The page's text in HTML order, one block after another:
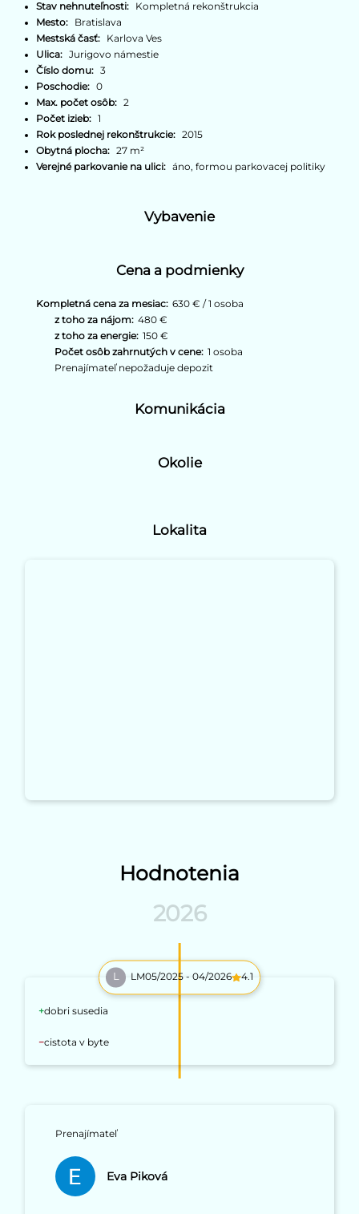
Stav nehnuteľnosti:
Kompletná rekonštrukcia
Mesto:
Bratislava
Mestská časť:
Karlova Ves
Ulica: Jurigovo námestie
Číslo domu: 3
Poschodie: 0
Max. počet osôb: 2
Počet izieb: 1
Rok poslednej rekonštrukcie: 2015
Obytná plocha: 27 m²
Verejné parkovanie na ulici: áno, formou parkovacej politiky
Vybavenie
Cena a podmienky
Kompletná cena za mesiac: 630 € / 1 osoba
z toho za nájom: 480 €
z toho za energie: 150 €
Počet osôb zahrnutých v cene: 1 osoba
Prenajímateľ nepožaduje depozit
Komunikácia
Okolie
Lokalita
Hodnotenia
2026
LM05/2025 - 04/2026 4.1
dobri susedia
cistota v byte
Prenajímateľ
Eva Piková